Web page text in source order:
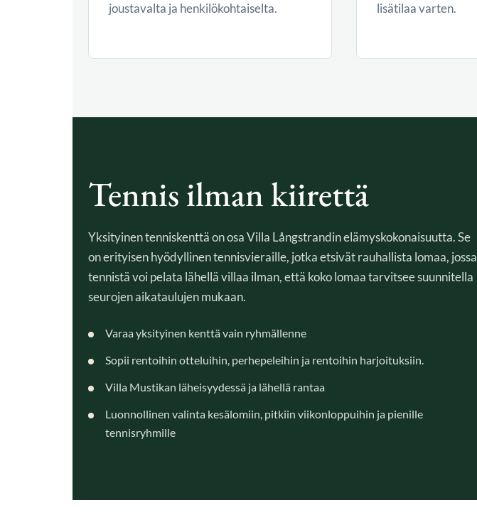
joustavalta ja henkilökohtaiselta.
lisätilaa varten.
Tennis ilman kiirettä
Yksityinen tenniskenttä on osa Villa Långstrandin elämyskokonaisuutta. Se
on erityisen hyödyllinen tennisvieraille, jotka etsivät rauhallista lomaa, jossa
tennistä voi pelata lähellä villaa ilman, että koko lomaa tarvitsee suunnitella
seurojen aikataulujen mukaan.
Varaa yksityinen kenttä vain ryhmällenne
Sopii rentoihin otteluihin, perhepeleihin ja rentoihin harjoituksiin.
Villa Mustikan läheisyydessä ja lähellä rantaa
Luonnollinen valinta kesälomiin, pitkiin viikonloppuihin ja pienille
tennisryhmille